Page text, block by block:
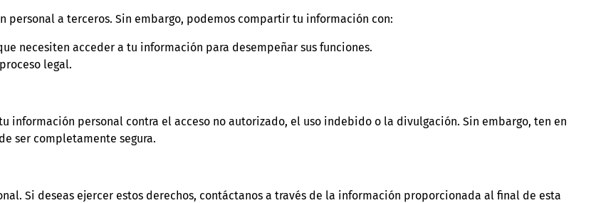
a terceros. Sin embargo, podemos compartir tu información con:
necesiten acceder a tu información para desempeñar sus funciones.
legal.
información personal contra el acceso no autorizado, el uso indebido o la divulgación. Sin embargo, ten en
ser completamente segura.
Si deseas ejercer estos derechos, contáctanos a través de la información proporcionada al final de esta